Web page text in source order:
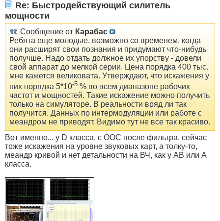
Re: Быстродействующий силитель
мощности
Сообщение от Карабас
Ребята еще молодые, возможно со временем, когда
они расширят свои познания и придумают что-нибудь
получше. Надо отдать должное их упорству - довели
свой аппарат до мелкой серии. Цена порядка 400 тыс.
мне кажется великовата. Утверждают, что искажения у
них порядка 5*10-5 % во всем диапазоне рабочих
частот и мощностей. Такие искажение можно получить
только на симуляторе. В реальности вряд ли так
получится. Данных по интермодуляции или работе с
меандром не приводят. Видимо тут не все так красиво.
Вот именно... у D класса, с ООС после фильтра, сейчас
тоже искажения на уровне звуковых карт, а толку-то,
меандр кривой и нет детальности на ВЧ, как у АВ или А
класса.